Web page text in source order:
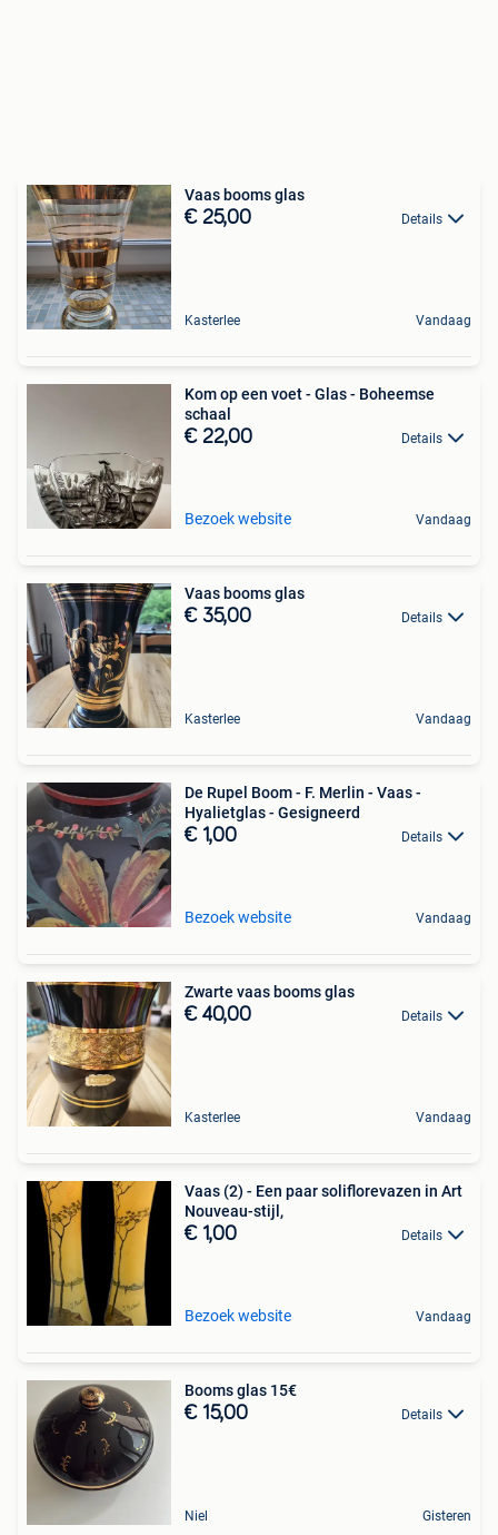
Vaas booms glas
€ 25,00 Details
Kasterlee Vandaag
Kom op een voet - Glas - Boheemse
schaal
€ 22,00 Details
Bezoek website Vandaag
Vaas booms glas
€ 35,00 Details
Kasterlee Vandaag
De Rupel Boom - F. Merlin - Vaas -
Hyalietglas - Gesigneerd
€ 1,00 Details
Bezoek website Vandaag
Zwarte vaas booms glas
€ 40,00 Details
Kasterlee Vandaag
Vaas (2) - Een paar soliflorevazen in Art
Nouveau-stijl,
€ 1,00 Details
Bezoek website Vandaag
Booms glas 15€
€ 15,00 Details
Niel Gisteren